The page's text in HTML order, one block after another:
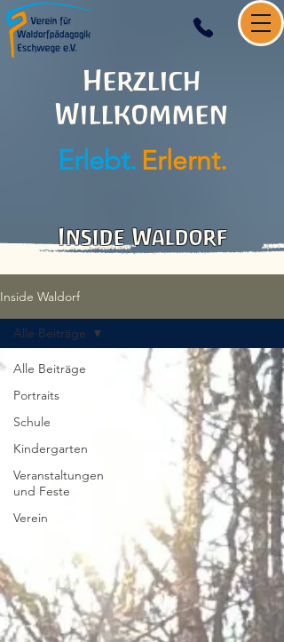
Herzlich
Willkommen
Erlebt. Erlernt.
Inside Waldorf
Inside Waldorf
Alle Beiträge
Portraits
Schule
Kindergarten
Veranstaltungen
und Feste
Verein
Alle Beiträge